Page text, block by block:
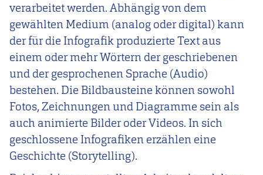
verarbeitet werden. Abhängig von dem
gewählten Medium (analog oder digital) kann
der für die Infografik produzierte Text aus
einem oder mehr Wörtern der geschriebenen
und der gesprochenen Sprache (Audio)
bestehen. Die Bildbausteine können sowohl
Fotos, Zeichnungen und Diagramme sein als
auch animierte Bilder oder Videos. In sich
geschlossene Infografiken erzählen eine
Geschichte (Storytelling).